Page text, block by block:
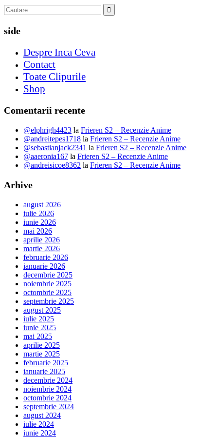
side
Despre Inca Ceva
Contact
Toate Clipurile
Shop
Comentarii recente
@elphrigh4423 la Frieren S2 – Recenzie Anime
@andreitepes1718 la Frieren S2 – Recenzie Anime
@sebastianjack2341 la Frieren S2 – Recenzie Anime
@aaeronia167 la Frieren S2 – Recenzie Anime
@andreisicoe8362 la Frieren S2 – Recenzie Anime
Arhive
august 2026
iulie 2026
iunie 2026
mai 2026
aprilie 2026
martie 2026
februarie 2026
ianuarie 2026
decembrie 2025
noiembrie 2025
octombrie 2025
septembrie 2025
august 2025
iulie 2025
iunie 2025
mai 2025
aprilie 2025
martie 2025
februarie 2025
ianuarie 2025
decembrie 2024
noiembrie 2024
octombrie 2024
septembrie 2024
august 2024
iulie 2024
iunie 2024